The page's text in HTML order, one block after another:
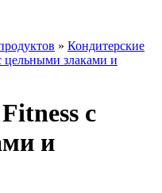
» Кондитерские
цельными злаками и
с
и